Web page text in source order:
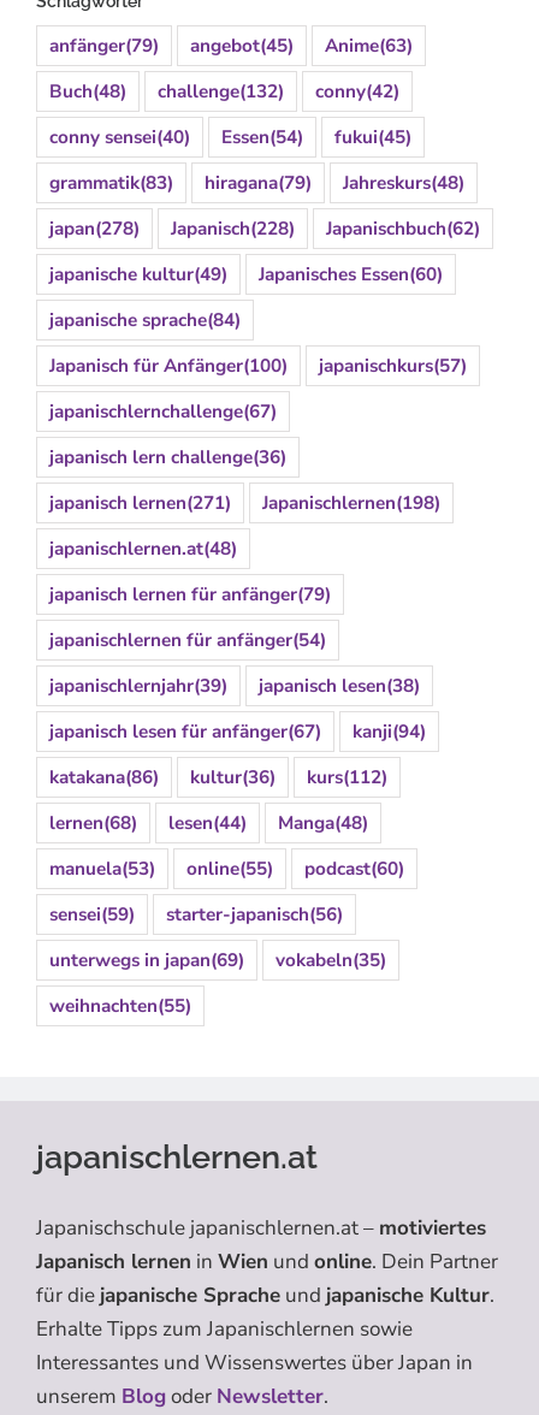
anfänger(79) angebot(45) Anime(63)
Buch(48) challenge(132) conny(42)
conny sensei(40) Essen(54) fukui(45)
grammatik(83) hiragana(79) Jahreskurs(48)
japan(278) Japanisch(228) Japanischbuch(62)
japanische kultur(49) Japanisches Essen(60)
japanische sprache(84)
Japanisch für Anfänger(100) japanischkurs(57)
japanischlernchallenge(67)
japanisch lern challenge(36)
japanisch lernen(271) Japanischlernen(198)
japanischlernen.at(48)
japanisch lernen für anfänger(79)
japanischlernen für anfänger(54)
japanischlernjahr(39) japanisch lesen(38)
japanisch lesen für anfänger(67) kanji(94)
katakana(86) kultur(36) kurs(112)
lernen(68) lesen(44) Manga(48)
manuela(53) online(55) podcast(60)
sensei(59) starter-japanisch(56)
unterwegs in japan(69) vokabeln(35)
weihnachten(55)
japanischlernen.at
Japanischschule japanischlernen.at – motiviertes
Japanisch lernen in Wien und online. Dein Partner
für die japanische Sprache und japanische Kultur.
Erhalte Tipps zum Japanischlernen sowie
Interessantes und Wissenswertes über Japan in
unserem Blogoder Newsletter.